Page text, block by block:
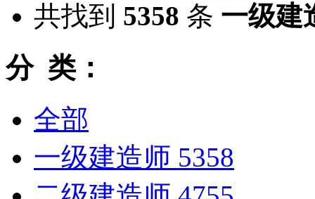
共找到 5358 条 一级建
分 类：
全部
一级建造师 5358